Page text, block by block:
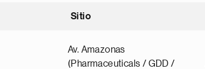
Sitio
Av. Amazonas
(Pharmaceuticals / GDD /